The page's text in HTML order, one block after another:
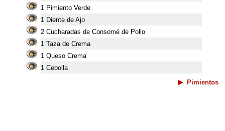
1 Pimiento Verde
1 Diente de Ajo
2 Cucharadas de Consomé de Pollo
1 Taza de Crema
1 Queso Crema
1 Cebolla
Pimientos